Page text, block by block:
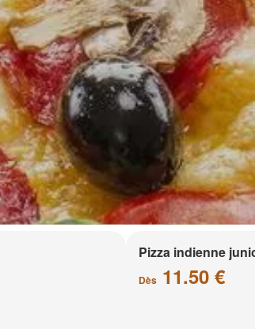
Pizza indienne
Dès11.50 €